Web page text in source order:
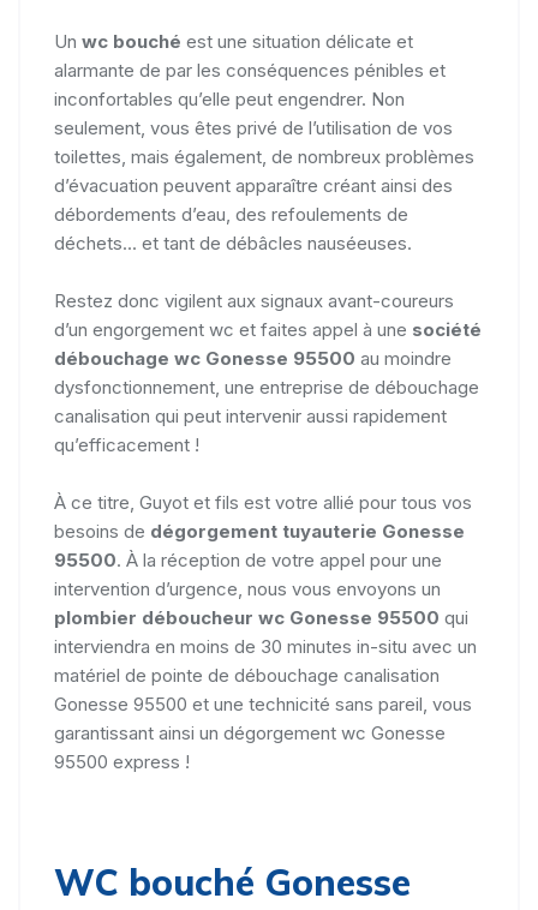
Un wc bouché est une situation délicate et
alarmante de par les conséquences pénibles et
inconfortables qu’elle peut engendrer. Non
seulement, vous êtes privé de l’utilisation de vos
toilettes, mais également, de nombreux problèmes
d’évacuation peuvent apparaître créant ainsi des
débordements d’eau, des refoulements de
déchets... et tant de débâcles nauséeuses.
Restez donc vigilent aux signaux avant-coureurs
d’un engorgement wc et faites appel à une société
débouchage wc Gonesse 95500 au moindre
dysfonctionnement, une entreprise de débouchage
canalisation qui peut intervenir aussi rapidement
qu’efficacement !
À ce titre, Guyot et fils est votre allié pour tous vos
besoins de dégorgement tuyauterie Gonesse
95500. À la réception de votre appel pour une
intervention d’urgence, nous vous envoyons un
plombier déboucheur wc Gonesse 95500 qui
interviendra en moins de 30 minutes in-situ avec un
matériel de pointe de débouchage canalisation
Gonesse 95500 et une technicité sans pareil, vous
garantissant ainsi un dégorgement wc Gonesse
95500 express !
WC bouché Gonesse